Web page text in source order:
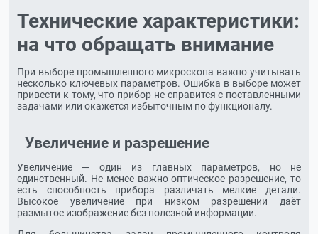
Технические характеристики:
на что обращать внимание
При выборе промышленного микроскопа важно учитывать
несколько ключевых параметров. Ошибка в выборе может
привести к тому, что прибор не справится с поставленными
задачами или окажется избыточным по функционалу.
Увеличение и разрешение
Увеличение — один из главных параметров, но не
единственный. Не менее важно оптическое разрешение, то
есть способность прибора различать мелкие детали.
Высокое увеличение при низком разрешении даёт
размытое изображение без полезной информации.